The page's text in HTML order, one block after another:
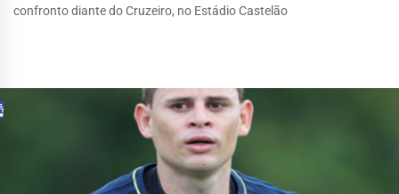
confronto diante do Cruzeiro, no Estádio Castelão